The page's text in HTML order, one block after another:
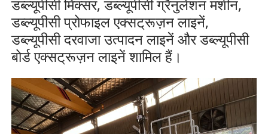
डब्ल्यूपीसी मिक्सर, डब्ल्यूपीसी ग्रैनुलेशन मशीन,
डब्ल्यूपीसी प्रोफाइल एक्सट्रूज़न लाइनें,
डब्ल्यूपीसी दरवाजा उत्पादन लाइनें और डब्ल्यूपीसी
बोर्ड एक्सट्रूज़न लाइनें शामिल हैं।